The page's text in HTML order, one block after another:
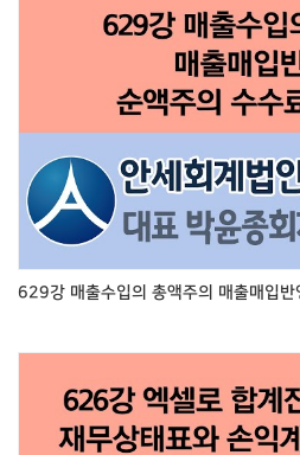
629강 매출수입의 총액주의 매출매입반